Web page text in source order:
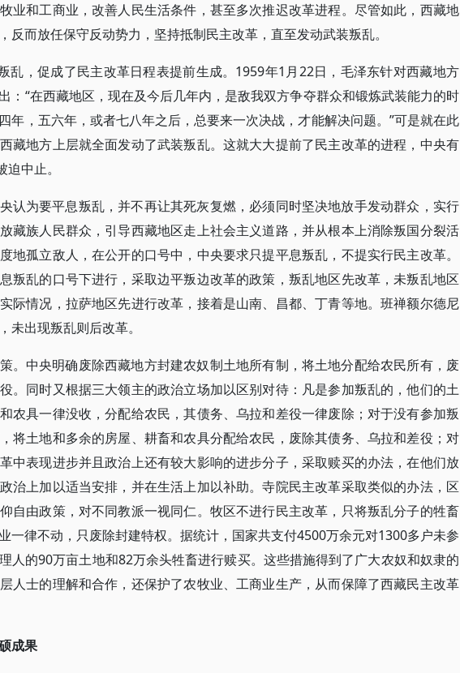
业和工商业，改善人民生活条件，甚至多次推迟改革进程。尽管如此，西藏地
反而放任保守反动势力，坚持抵制民主改革，直至发动武装叛乱。
乱，促成了民主改革日程表提前生成。1959年1月22日，毛泽东针对西藏地方
：“在西藏地区，现在及今后几年内，是敌我双方争夺群众和锻炼武装能力的时
年，五六年，或者七八年之后，总要来一次决战，才能解决问题。”可是就在此
藏地方上层就全面发动了武装叛乱。这就大大提前了民主改革的进程，中央有
中止。
认为要平息叛乱，并不再让其死灰复燃，必须同时坚决地放手发动群众，实行
藏族人民群众，引导西藏地区走上社会主义道路，并从根本上消除叛国分裂活
地孤立敌人，在公开的口号中，中央要求只提平息叛乱，不提实行民主改革。
叛乱的口号下进行，采取边平叛边改革的政策，叛乱地区先改革，未叛乱地区
际情况，拉萨地区先进行改革，接着是山南、昌都、丁青等地。班禅额尔德尼
未出现叛乱则后改革。
。中央明确废除西藏地方封建农奴制土地所有制，将土地分配给农民所有，废
。同时又根据三大领主的政治立场加以区别对待：凡是参加叛乱的，他们的土
农具一律没收，分配给农民，其债务、乌拉和差役一律废除；对于没有参加叛
将土地和多余的房屋、耕畜和农具分配给农民，废除其债务、乌拉和差役；对
中表现进步并且政治上还有较大影响的进步分子，采取赎买的办法，在他们放
治上加以适当安排，并在生活上加以补助。寺院民主改革采取类似的办法，区
自由政策，对不同教派一视同仁。牧区不进行民主改革，只将叛乱分子的牲畜
一律不动，只废除封建特权。据统计，国家共支付4500万余元对1300多户未参
人的90万亩土地和82万余头牲畜进行赎买。这些措施得到了广大农奴和奴隶的
人士的理解和合作，还保护了农牧业、工商业生产，从而保障了西藏民主改革
成果